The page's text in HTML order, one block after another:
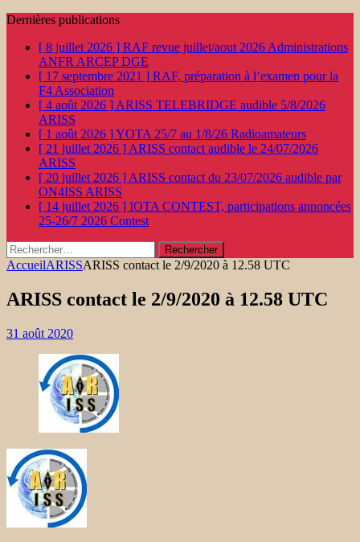
Dernières publications
[ 8 juillet 2026 ] RAF revue juillet/aout 2026 Administrations
ANFR ARCEP DGE
[ 17 septembre 2021 ] RAF, préparation à l’examen pour la
F4 Association
[ 4 août 2026 ] ARISS TELEBRIDGE audible 5/8/2026
ARISS
[ 1 août 2026 ]YOTA 25/7 au 1/8/26 Radioamateurs
[ 21 juillet 2026 ] ARISS contact audible le 24/07/2026
ARISS
[ 20 juillet 2026 ] ARISS contact du 23/07/2026 audible par
ON4ISS ARISS
[ 14 juillet 2026 ] IOTA CONTEST, participations annoncées
25-26/7 2026 Contest
Rechercher :
AccueilARISSARISS contact le 2/9/2020 à 12.58 UTC
ARISS contact le 2/9/2020 à 12.58 UTC
31 août 2020